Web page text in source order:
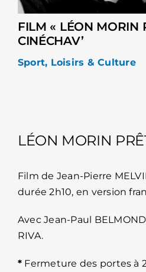
FILM « LÉON MORIN
CINÉCHAV’
Sport, Loisirs & Culture
LÉON MORIN
Film de Jean-Pierre
durée 2h10, en version
Avec Jean-Paul
RIVA.
* Fermeture des portes à